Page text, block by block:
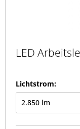
LED
Lichtstrom: